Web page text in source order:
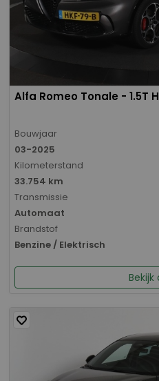
Alfa Romeo Tonale - 1.5T
Bouwjaar
03-2025
Kilometerstand
33.754 km
Transmissie
Automaat
Brandstof
Benzine / Elektrisch
Bekijk